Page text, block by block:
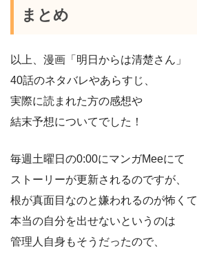
まとめ
以上、漫画「明日からは清楚さん」
40話のネタバレやあらすじ、
実際に読まれた方の感想や
結末予想についてでした！
毎週土曜日の0:00にマンガMeeにて
ストーリーが更新されるのですが、
根が真面目なのと嫌われるのが怖くて
本当の自分を出せないというのは
管理人自身もそうだったので、